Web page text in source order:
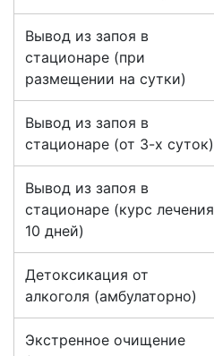
Вывод из запоя в
стационаре (при
размещении на сутки)
Вывод из запоя в
стационаре (от 3-х суток)
Вывод из запоя в
стационаре (курс лечения
10 дней)
Детоксикация от
алкоголя (амбулаторно)
Экстренное очищение